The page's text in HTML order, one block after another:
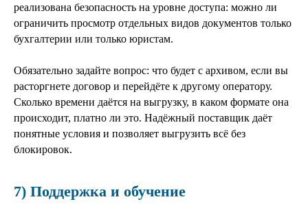
реализована безопасность на уровне доступа: можно ли
ограничить просмотр отдельных видов документов только
бухгалтерии или только юристам.
Обязательно задайте вопрос: что будет с архивом, если вы
расторгнете договор и перейдёте к другому оператору.
Сколько времени даётся на выгрузку, в каком формате она
происходит, платно ли это. Надёжный поставщик даёт
понятные условия и позволяет выгрузить всё без
блокировок.
7) Поддержка и обучение